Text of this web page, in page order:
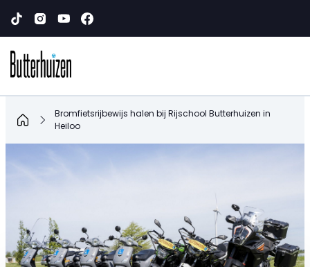
Home
Bromfietsrijbewijs halen bij Rijschool Butterhuizen in
Heiloo